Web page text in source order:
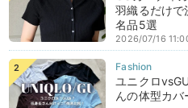
羽織るだけで
名品5選
2026/07/16
ユニクロ
んの体型カバ